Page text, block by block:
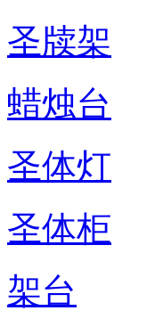
圣牍架
蜡烛台
圣体灯
圣体柜
架台